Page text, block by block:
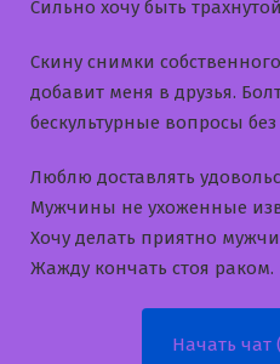
Сильно хочу быть
Скину снимки
добавит меня в друзья.
бескультурные вопросы без
Люблю доставлять
Мужчины не ухоженные
Хочу делать приятно
Жажду кончать стоя раком.
Начать чат